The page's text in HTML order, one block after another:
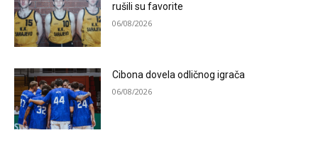
rušili su favorite
06/08/2026
Cibona dovela odličnog igrača
06/08/2026